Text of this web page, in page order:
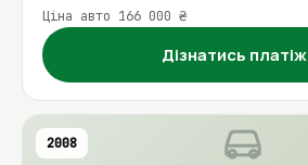
Ціна авто 166 000 ₴
Дізнатись платіж
2008